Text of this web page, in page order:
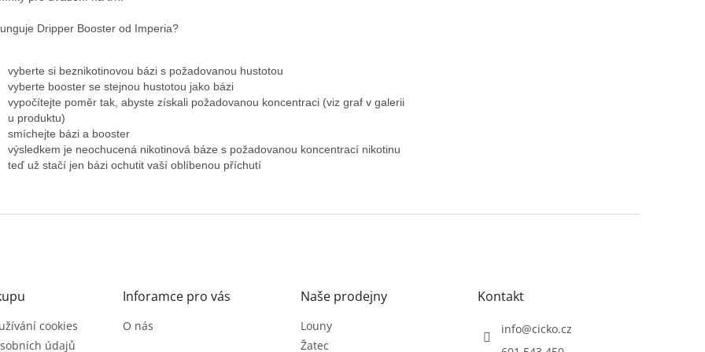
Dripper Booster od Imperia?
vyberte si beznikotinovou bázi s požadovanou hustotou
vyberte booster se stejnou hustotou jako bázi
vypočítejte poměr tak, abyste získali požadovanou koncentraci (viz graf v galerii
u produktu)
smíchejte bázi a booster
výsledkem je neochucená nikotinová báze s požadovanou koncentrací nikotinu
teď už stačí jen bázi ochutit vaší oblíbenou příchutí
cookies
údajů
Inforamce pro vás
O nás
Naše prodejny
Louny
Žatec
Kontakt
info@cicko.cz